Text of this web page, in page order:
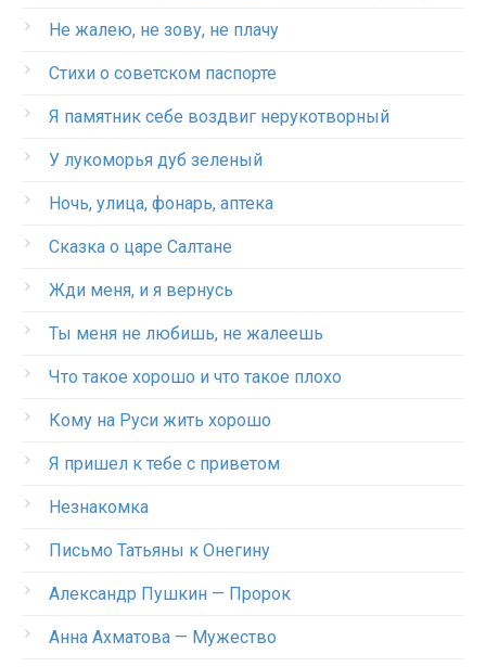
Не жалею, не зову, не плачу
Стихи о советском паспорте
Я памятник себе воздвиг нерукотворный
У лукоморья дуб зеленый
Ночь, улица, фонарь, аптека
Сказка о царе Салтане
Жди меня, и я вернусь
Ты меня не любишь, не жалеешь
Что такое хорошо и что такое плохо
Кому на Руси жить хорошо
Я пришел к тебе с приветом
Незнакомка
Письмо Татьяны к Онегину
Александр Пушкин — Пророк
Анна Ахматова — Мужество